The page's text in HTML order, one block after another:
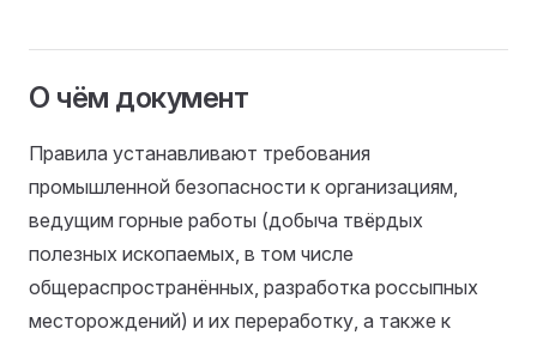
О чём документ
Правила устанавливают требования
промышленной безопасности к организациям,
ведущим горные работы (добыча твёрдых
полезных ископаемых, в том числе
общераспространённых, разработка россыпных
месторождений) и их переработку, а также к